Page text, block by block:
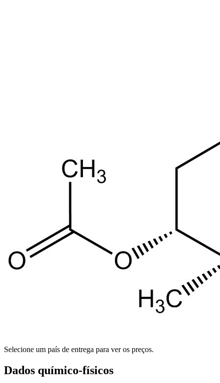
Selecione um país de entrega para ver os preços.
Dados químico-físicos